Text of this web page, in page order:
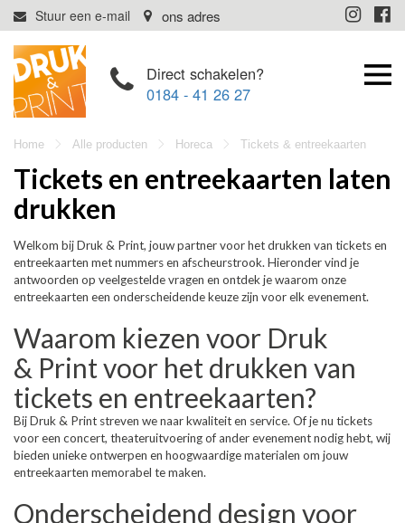
Direct schakelen?
0184 - 41 26 27
Home Alle producten Horeca Tickets & entreekaarten
Tickets en entreekaarten laten
drukken
Welkom bij Druk & Print, jouw partner voor het drukken van tickets en
entreekaarten met nummers en afscheurstrook. Hieronder vind je
antwoorden op veelgestelde vragen en ontdek je waarom onze
entreekaarten een onderscheidende keuze zijn voor elk evenement.
Waarom kiezen voor Druk
& Print voor het drukken van
tickets en entreekaarten?
Bij Druk & Print streven we naar kwaliteit en service. Of je nu tickets
voor een concert, theateruitvoering of ander evenement nodig hebt, wij
bieden unieke ontwerpen en hoogwaardige materialen om jouw
entreekaarten memorabel te maken.
Onderscheidend design voor